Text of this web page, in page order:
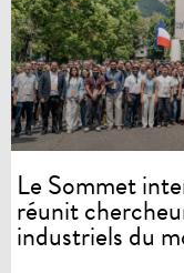
Le Sommet
réunit
industriels du